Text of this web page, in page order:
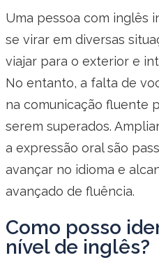
Uma pessoa com inglês
se virar em diversas
viajar para o exterior e
No entanto, a falta de
na comunicação fluente
serem superados.
a expressão oral são
avançar no idioma e
avançado de fluência.
Como posso
nível de inglês?